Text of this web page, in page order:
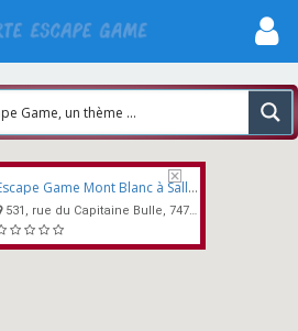
Escape Game Mont Blanc à Sallanches
531, rue du Capitaine Bulle, 74700, Sallanches